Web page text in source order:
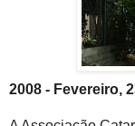
2008 - Fevereiro,